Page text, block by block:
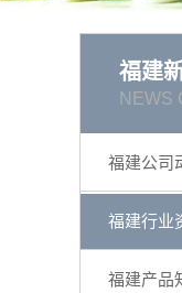
福建
NEWS
福建公司
福建行业
福建产品